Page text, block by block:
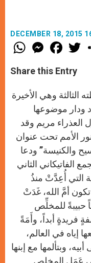
DECEMBER 18, 2015
W
h
t
s
p
p
M
e
s
e
g
e
r
F
a
e
b
o
k
w
r
Share this Entry
الثالثة وهي الأخيرة
ودار موضوعها
العذراء مريم وقد
الأمم تحت عنوان
والكنيسة” ودعا
الفاتيكاني الثاني
التي أُعِدَّتْ منذُ
أمَّ الله، غَدَتْ
حبيبةً للمخلِّص
فريدةٍ أبداً، وأَمَةً
إياه في العالم،
وبتألمها مع إبنها
عَمَل المخلص